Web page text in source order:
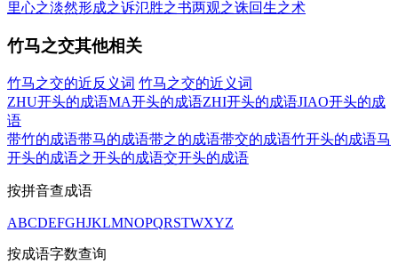
里心之淡然形成之诉氾胜之书两观之诛回生之术
竹马之交其他相关
竹马之交的近反义词 竹马之交的近义词
ZHU开头的成语MA开头的成语ZHI开头的成语JIAO开头的成
语
带竹的成语带马的成语带之的成语带交的成语竹开头的成语马
开头的成语之开头的成语交开头的成语
按拼音查成语
ABCDEFGHJKLMNOPQRSTWXYZ
按成语字数查询